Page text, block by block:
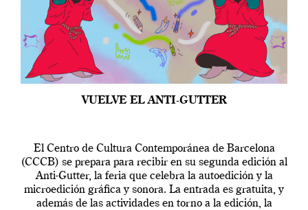
VUELVE EL ANTI-GUTTER
El Centro de Cultura Contemporánea de Barcelona
(CCCB) se prepara para recibir en su segunda edición al
Anti-Gutter, la feria que celebra la autoedición y la
microedición gráfica y sonora. La entrada es gratuita, y
además de las actividades en torno a la edición, la